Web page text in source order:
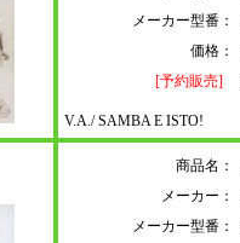
メーカー型番：
価格：
[予約販売]
V.A./ SAMBA E ISTO!
商品名：
メーカー：
メーカー型番：